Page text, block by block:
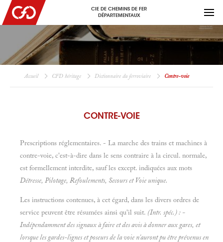
CIE DE CHEMINS DE FER
DÉPARTEMENTAUX
Accueil CFD héritage Dictionnaire du ferroviaire Contre-voie
CONTRE-VOIE
Prescriptions réglementaires. - La marche des trains et machines à
contre-voie, c'est-à-dire dans le sens contraire à la circul. normale,
est formellement interdite, sauf les except. indiquées aux mots
Détresse, Pilotage, Refoulements, Secours et Voie unique.
Les instructions contenues, à cet égard, dans les divers ordres de
service peuvent être résumées ainsi qu'il suit. (Intr. spéc.) : -
Indépendamment des signaux à faire et des avis à donner aux gares, et
lorsque les gardes-lignes et poseurs de la voie n'auront pu être prévenus en